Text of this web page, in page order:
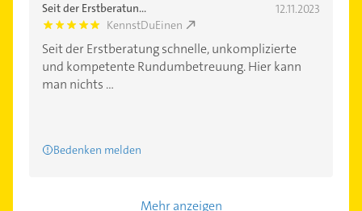
Seit der Erstberatun... 12.11.2023
5.0 KennstDuEinen
Seit der Erstberatung schnelle, unkomplizierte
und kompetente Rundumbetreuung. Hier kann
man nichts ...
Bedenken melden
Mehr anzeigen